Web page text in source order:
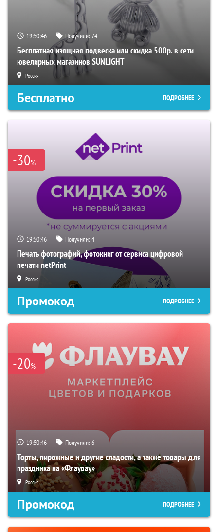
19:50:45 Получили:74
Бесплатная изящная подвеска или скидка 500р. в сети
ювелирных магазинов SUNLIGHT
Россия
Бесплатно ПОДРОБНЕЕ
-30%
19:50:45 Получили:4
Печать фотографий, фотокниг от сервиса цифровой
печати netPrint
Россия
Промокод ПОДРОБНЕЕ
-20%
19:50:45 Получили:6
Торты, пирожные и другие сладости, а также товары для
праздника на «Флаувау»
Россия
Промокод ПОДРОБНЕЕ